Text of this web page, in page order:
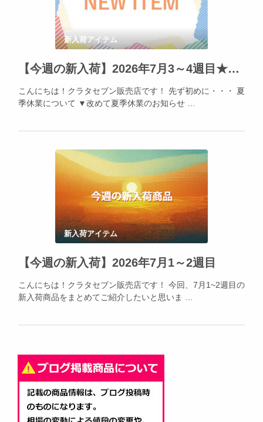
新入荷アイテム
【今週の新入荷】2026年7月3～4週目★そろそろ催事準備が始まります！
こんにちは！クラタセブン販売店です！ 先ず初めに・・・ 夏
季休業について ▼改めて夏季休業のお知らせ …
新入荷アイテム
【今週の新入荷】2026年7月1～2週目
こんにちは！クラタセブン販売店です！ 今回、7月1~2週目の
新入荷商品をまとめてご紹介したいと思いま …